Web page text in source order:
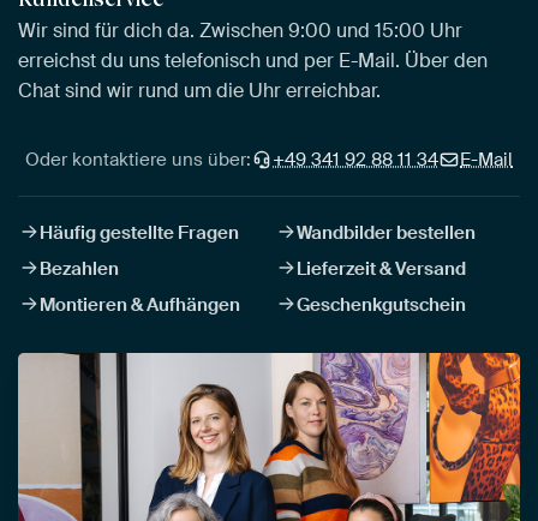
Wir sind für dich da. Zwischen 9:00 und 15:00 Uhr
erreichst du uns telefonisch und per E-Mail. Über den
Chat sind wir rund um die Uhr erreichbar.
Oder kontaktiere uns über: +49 341 92 88 11 34 E-Mail
Häufig gestellte Fragen
Wandbilder bestellen
Bezahlen
Lieferzeit & Versand
Montieren & Aufhängen
Geschenkgutschein